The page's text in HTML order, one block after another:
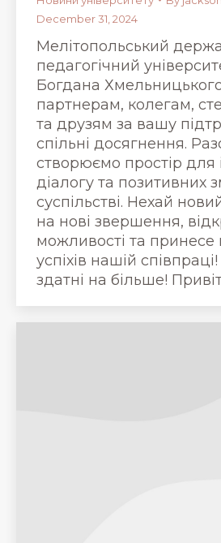
December 31, 2024
Мелітопольський
педагогічний
Богдана
партнерам, колегам,
та друзям за вашу
спільні досягнення.
створюємо простір для
діалогу та позитивних
суспільстві. Нехай
на нові звершення,
можливості та
успіхів нашій співпраці!
здатні на більше!